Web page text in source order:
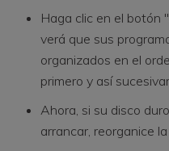
Haga clic en el botón
verá que sus
organizados en el
primero y así
Ahora, si su disco
arrancar, reorganice